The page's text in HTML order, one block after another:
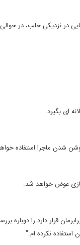
در نزدیکی حلب، در
ای بگیرد.
شدن ماجرا استفاده
بازی عوض خواهد شد.
قرار دارد را دوباره
استفاده نکرده ام."